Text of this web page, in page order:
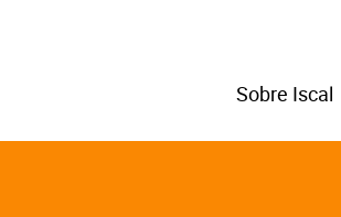
Sobre Iscal